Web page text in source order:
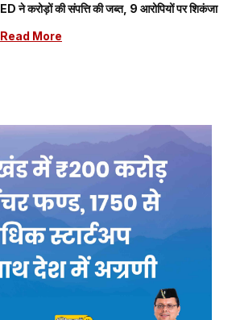
ED ने करोड़ों की संपत्ति की जब्त, 9 आरोपियों पर शिकंजा
Read More